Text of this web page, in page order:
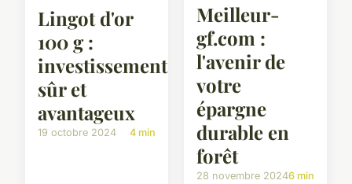
Lingot d'or
100 g :
investissement
sûr et
avantageux
19 octobre 2024 4 min
Meilleur-
gf.com :
l'avenir de
votre
épargne
durable en
forêt
28 novembre 20246 min